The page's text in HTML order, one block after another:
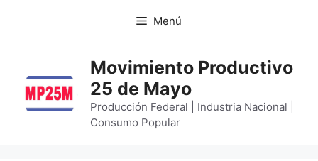
Menú
Movimiento Productivo
25 de Mayo
Producción Federal | Industria Nacional |
Consumo Popular